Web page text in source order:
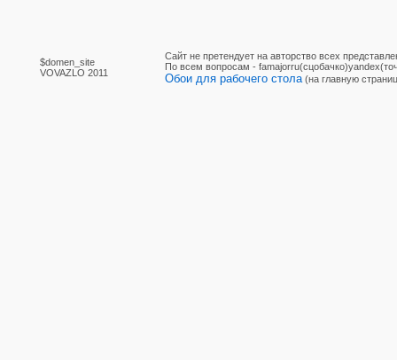
$domen_site
VOVAZLO 2011
Сайт не претендует на авторство всех
По вcем вопросам -
Обои для рабочего стола (на главную